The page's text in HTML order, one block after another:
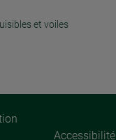
et voiles
Accessibilité